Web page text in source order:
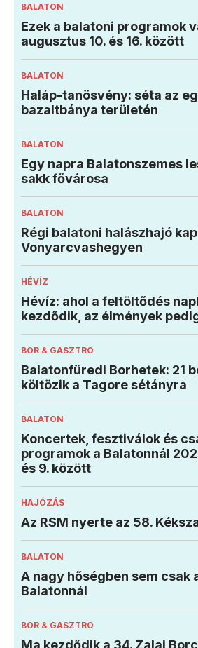
BALATON
Ezek a balatoni programok
augusztus 10. és 16. között
BALATON
Haláp-tanösvény: séta az
bazaltbánya területén
BALATON
Egy napra Balatonszemes
sakk fővárosa
BALATON
Régi balatoni halászhajó
Vonyarcvashegyen
HÉVÍZ
Hévíz: ahol a feltöltődés
kezdődik, az élmények
BOR & GASZTRO
Balatonfüredi Borhetek: 21
költözik a Tagore sétányra
BALATON
Koncertek, fesztiválok és
programok a Balatonnál
és 9. között
HAJÓZÁS
Az RSM nyerte az 58.
BALATON
A nagy hőségben sem csak
Balatonnál
BOR & GASZTRO
Ma kezdődik a 34. Zalai